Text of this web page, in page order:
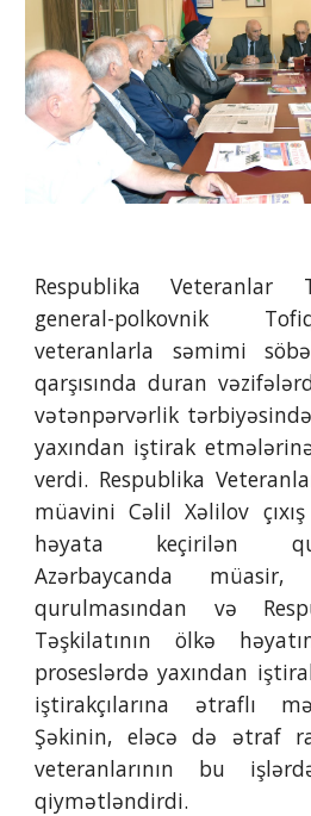
Respublika Veteranlar
general-polkovnik
veteranlarla səmimi
qarşısında duran
vətənpərvərlik
yaxından iştirak
verdi. Respublika
müavini Cəlil Xəlilov
həyata keçirilən
Azərbaycanda
qurulmasından və
Təşkilatının ölkə
proseslərdə yaxından
iştirakçılarına ətraflı
Şəkinin, eləcə də ətraf
veteranlarının bu
qiymətləndirdi.